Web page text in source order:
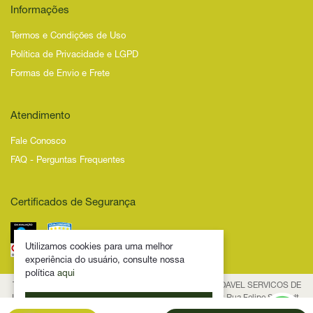
Informações
Termos e Condições de Uso
Política de Privacidade e LGPD
Formas de Envio e Frete
Atendimento
Fale Conosco
FAQ - Perguntas Frequentes
Certificados de Segurança
Todos os Direitos Reservados – 2025 – NOVIDADE SAUDAVEL SERVICOS DE
INTERNET LTDA - CNPJ 53.474.116/0001-29 Endereço: Rua Felipe Schmidt,
835, Centro, CEP 88.010-001, Florianópolis/SC Fale conosco:
Utilizamos cookies para uma melhor
experiência do usuário, consulte nossa
política aqui